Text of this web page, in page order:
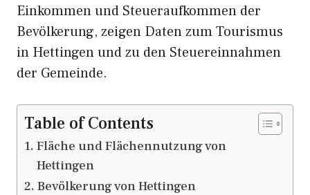
Einkommen und Steueraufkommen der
Bevölkerung, zeigen Daten zum Tourismus
in Hettingen und zu den Steuereinnahmen
der Gemeinde.
Table of Contents
Fläche und Flächennutzung von
Hettingen
Bevölkerung von Hettingen